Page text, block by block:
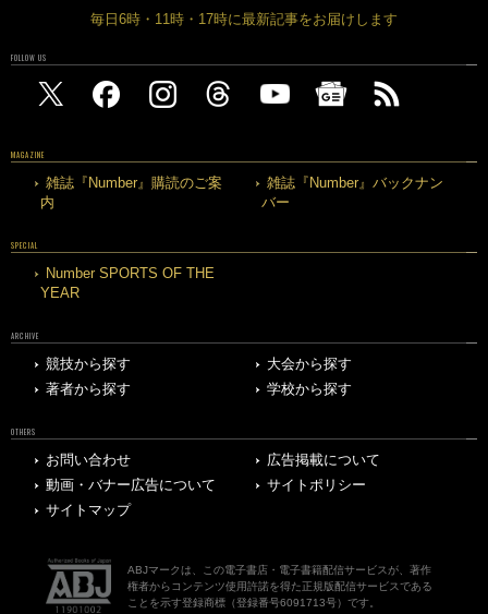
毎日6時・11時・17時に最新記事をお届けします
FOLLOW US
MAGAZINE
雑誌『Number』購読のご案
内
雑誌『Number』バックナン
バー
SPECIAL
Number SPORTS OF THE
YEAR
ARCHIVE
競技から探す
大会から探す
著者から探す
学校から探す
OTHERS
お問い合わせ
広告掲載について
動画・バナー広告について
サイトポリシー
サイトマップ
ABJマークは、この電子書店・電子書籍配信サービスが、著作
権者からコンテンツ使用許諾を得た正規版配信サービスである
ことを示す登録商標（登録番号6091713号）です。